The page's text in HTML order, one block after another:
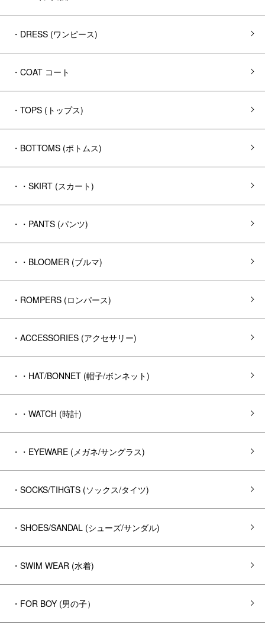
・DRESS (ワンピース)
・COAT コート
・TOPS (トップス)
・BOTTOMS (ボトムス)
・・SKIRT (スカート)
・・PANTS (パンツ)
・・BLOOMER (ブルマ)
・ROMPERS (ロンパース)
・ACCESSORIES (アクセサリー)
・・HAT/BONNET (帽子/ボンネット)
・・WATCH (時計)
・・EYEWARE (メガネ/サングラス)
・SOCKS/TIHGTS (ソックス/タイツ)
・SHOES/SANDAL (シューズ/サンダル)
・SWIM WEAR (水着)
・FOR BOY (男の子）